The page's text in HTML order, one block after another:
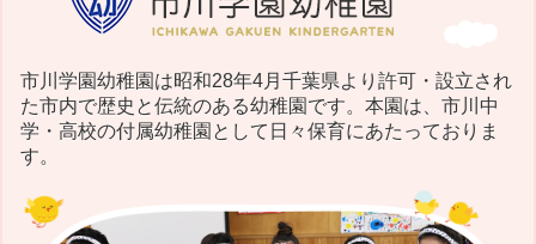
市川学園幼稚園は昭和28年4月千葉県より許可・設立され
た市内で歴史と伝統のある幼稚園です。本園は、市川中
学・高校の付属幼稚園として日々保育にあたっておりま
す。